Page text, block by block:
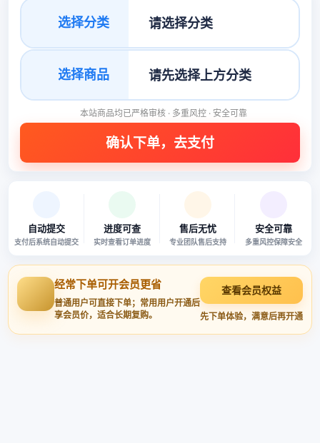
选择分类
选择商品
本站商品均已严格审核 · 多重风控 · 安全可靠
自动提交
支付后系统自动提交
进度可查
实时查看订单进度
售后无忧
专业团队售后支持
安全可靠
多重风控保障安全
经常下单可开会员更省
普通用户可直接下单；常用用户开通后
享会员价，适合长期复购。
查看会员权益
先下单体验，满意后再开通